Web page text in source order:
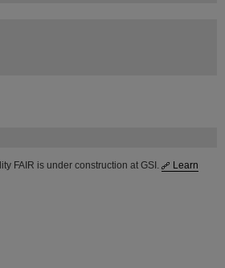
FAIR is under construction at GSI.
Learn